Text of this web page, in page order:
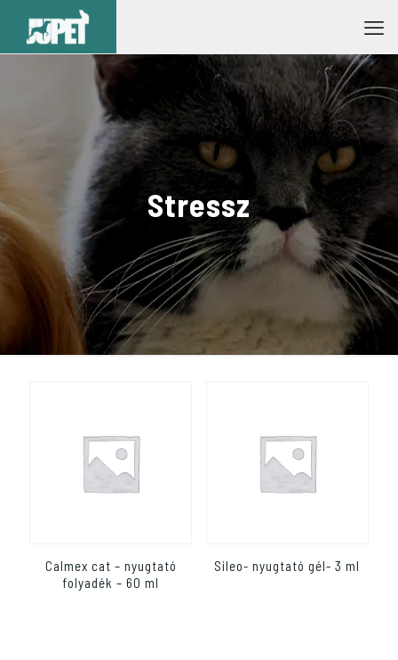
Stressz
Calmex cat – nyugtató
folyadék – 60 ml
Sileo- nyugtató gél- 3 ml